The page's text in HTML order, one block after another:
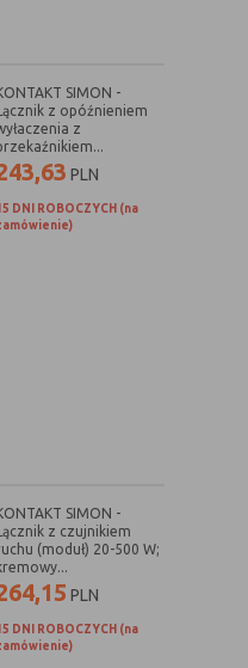
bezpośrednio przez
jaka została
komponenty stron
prywatności / cookies
Opis
SIMON -
z opóźnieniem
z
PLN
DNI ROBOCZYCH (na
SIMON -
z czujnikiem
(moduł) 20-500 W;
PLN
DNI ROBOCZYCH (na